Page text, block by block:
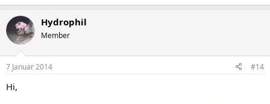
Hydrophil
Member
7 Januar 2014 #14
Hi,